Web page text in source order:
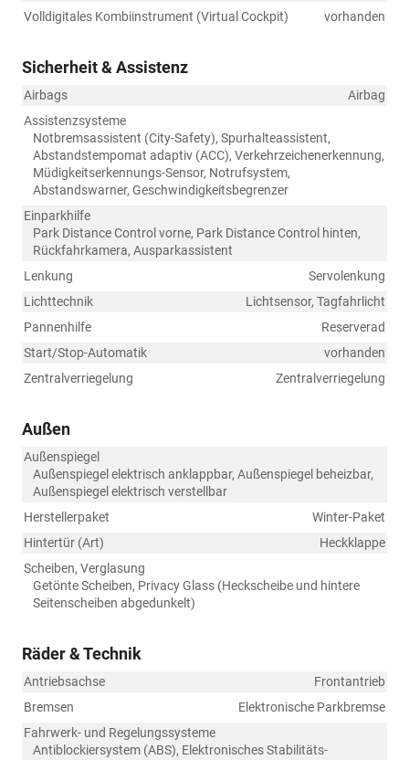
Volldigitales Kombiinstrument (Virtual Cockpit)
vorhanden
Sicherheit & Assistenz
Airbags
Airbag
Assistenzsysteme
Notbremsassistent (City-Safety), Spurhalteassistent,
Abstandstempomat adaptiv (ACC), Verkehrzeichenerkennung,
Müdigkeitserkennungs-Sensor, Notrufsystem,
Abstandswarner, Geschwindigkeitsbegrenzer
Einparkhilfe
Park Distance Control vorne, Park Distance Control hinten,
Rückfahrkamera, Ausparkassistent
Lenkung
Servolenkung
Lichttechnik
Lichtsensor, Tagfahrlicht
Pannenhilfe
Reserverad
Start/Stop-Automatik
vorhanden
Zentralverriegelung
Zentralverriegelung
Außen
Außenspiegel
Außenspiegel elektrisch anklappbar, Außenspiegel beheizbar,
Außenspiegel elektrisch verstellbar
Herstellerpaket
Winter-Paket
Hintertür (Art)
Heckklappe
Scheiben, Verglasung
Getönte Scheiben, Privacy Glass (Heckscheibe und hintere
Seitenscheiben abgedunkelt)
Räder & Technik
Antriebsachse
Frontantrieb
Bremsen
Elektronische Parkbremse
Fahrwerk- und Regelungssysteme
Antiblockiersystem (ABS), Elektronisches Stabilitäts-